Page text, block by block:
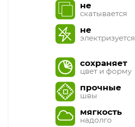
не
скатывается
не
электризуется
сохраняет
цвет и форму
прочные
швы
мягкость
надолго